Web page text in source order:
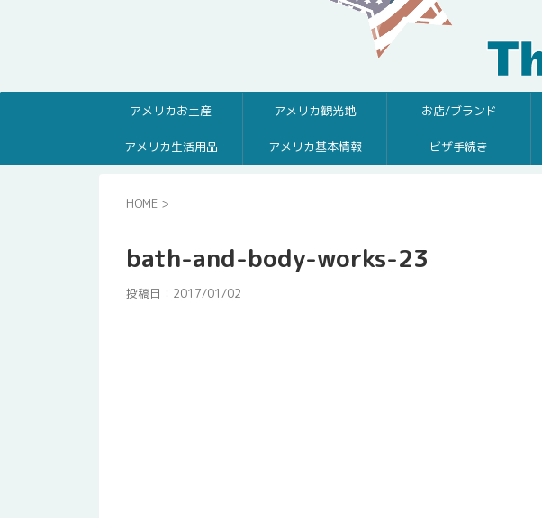
アメリカお土産 アメリカ観光地 お店/ブランド
アメリカ生活用品 アメリカ基本情報 ビザ手続き
HOME >
bath-and-body-works-23
投稿日： 2017/01/02